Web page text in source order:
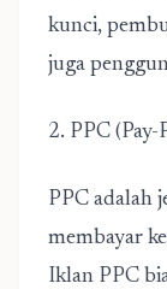
kunci,
juga
2. PPC
PPC adalah
membayar
Iklan PPC